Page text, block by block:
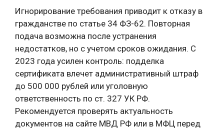
Игнорирование требования приводит к отказу в
гражданстве по статье 34 ФЗ-62. Повторная
подача возможна после устранения
недостатков, но с учетом сроков ожидания. С
2023 года усилен контроль: подделка
сертификата влечет административный штраф
до 500 000 рублей или уголовную
ответственность по ст. 327 УК РФ.
Рекомендуется проверять актуальность
документов на сайте МВД РФ или в МФЦ перед